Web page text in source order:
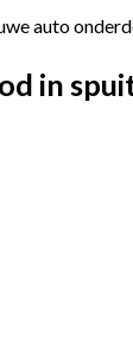
auto
in